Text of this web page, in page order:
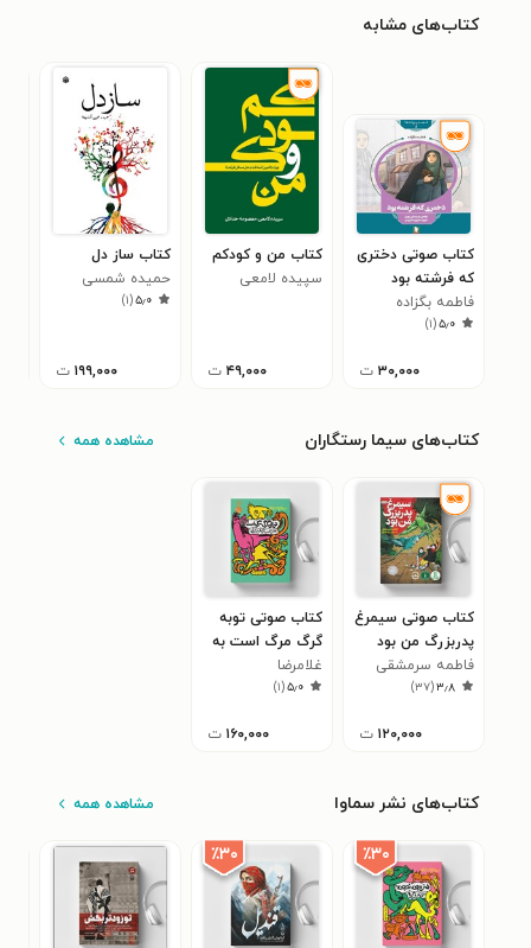
کتاب‌های مشابه
کتاب صوتی دختری
که فرشته بود
فاطمه بگزاده
۵٫۰(۱)
۳۰,۰۰۰ ت
کتاب من و کودکم
سپیده لامعی
۴۹,۰۰۰ ت
کتاب ساز دل
حمیده شمسی
آقمشهدی
۵٫۰(۱)
۱۹۹,۰۰۰ ت
کتاب‌های سیما رستگاران مشاهده همه
کتاب صوتی سیمرغ
پدربزرگ من بود
فاطمه سرمشقی
۳٫۸(۳۷)
۱۲۰,۰۰۰ ت
کتاب صوتی توبه
گرگ مرگ است به
جز اسب و مار و
مرغ!
غلامرضا
حیدری‌ابهری
۵٫۰(۱)
۱۶۰,۰۰۰ ت
کتاب‌های نشر سماوا مشاهده همه
٪۳۰ ٪۳۰